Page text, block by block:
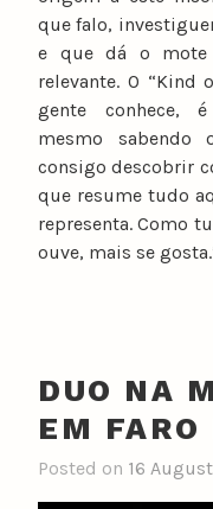
que falo,
e que dá o mote
relevante. O
gente conhece,
mesmo
consigo descobrir
que resume tudo
representa. Como
ouve, mais se
DUO NA
EM FARO
Posted on 16